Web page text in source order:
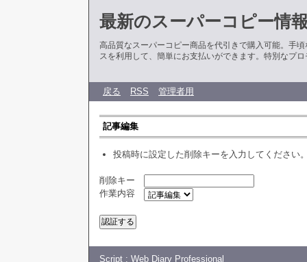
最新のスーパーコピー情
高品質なスーパーコピー商品を代引きで購入可能。手
スを利用して、簡単にお支払いができます。特別なプ
戻る RSS 管理者用
記事編集
投稿時に設定した削除キーを入力してください
削除キー
作業内容
Script : Web Diary Professional